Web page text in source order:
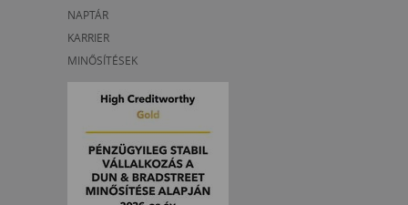
NAPTÁR
KARRIER
MINŐSÍTÉSEK